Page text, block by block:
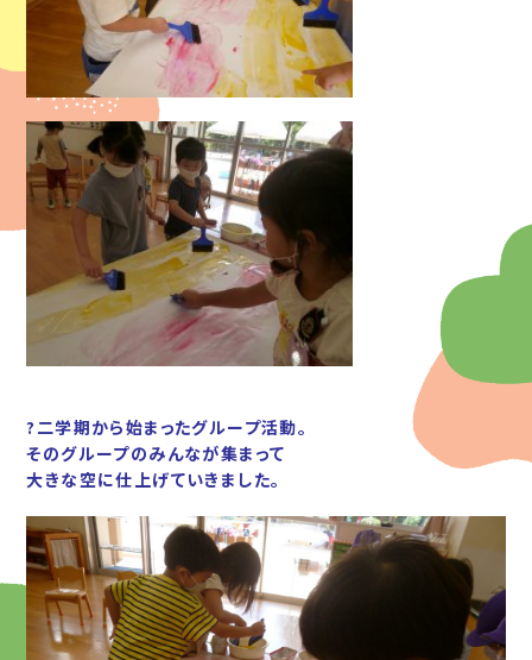
?二学期から始まったグループ活動。
そのグループのみんなが集まって
大きな空に仕上げていきました。